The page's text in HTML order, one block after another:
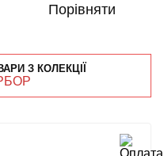
Порівняти
З КОЛЕКЦІЇ